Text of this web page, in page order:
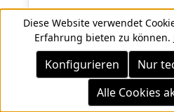
Diese Website verwendet
Erfahrung bieten zu können.
Nur
Konfigurieren
Alle Cookies